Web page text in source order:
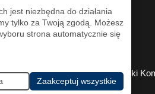
2026 Polski
jest niezbędna do działania
tylko za Twoją zgodą. Możesz
strona automatycznie się
nowej karcie)
Zaakceptuj wszystkie